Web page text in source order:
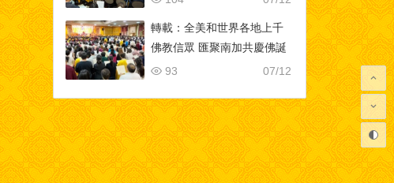
轉載：全美和世界各地上千
佛教信眾 匯聚南加共慶佛誕
07/12
93